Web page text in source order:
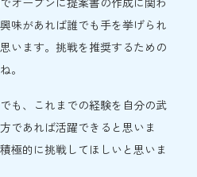
味があれば誰でも手を挙げられ
います。挑戦を推奨するための
。
も、これまでの経験を自分の武
であれば活躍できると思いま
極的に挑戦してほしいと思いま